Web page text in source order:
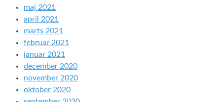
maj 2021
april 2021
marts 2021
februar 2021
januar 2021
december 2020
november 2020
oktober 2020